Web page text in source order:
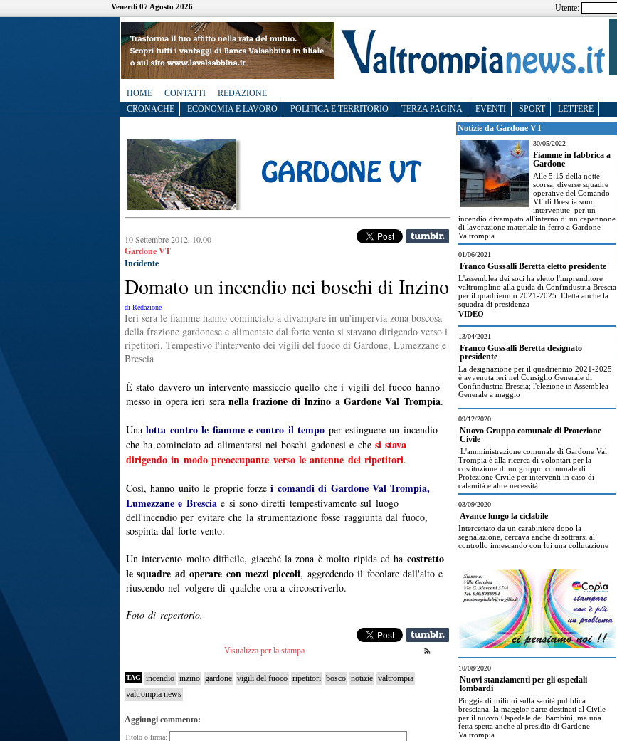
Venerdì 07 Agosto 2026 Utente:
HOME CONTATTI
REDAZIONE
CRONACHE
ECONOMIA E LAVORO POLITICA E TERRITORIO TERZA PAGINA EVENTI SPORT LETTERE
10 Settembre 2012, 10.00
Gardone VT
Incidente
Domato un incendio nei boschi di Inzino
di Redazione
Ieri sera le fiamme hanno cominciato a divampare in un'impervia zona boscosa
della frazione gardonese e alimentate dal forte vento si stavano dirigendo verso i
ripetitori. Tempestivo l'intervento dei vigili del fuoco di Gardone, Lumezzane e
Brescia
È stato davvero un intervento massiccio quello che i vigili del fuoco hanno
messo in opera ieri sera nella frazione di Inzino a Gardone Val Trompia.
Una lotta contro le fiamme e contro il tempo per estinguere un incendio
che ha cominciato ad alimentarsi nei boschi gadonesi e che si stava
dirigendo in modo preoccupante verso le antenne dei ripetitori.
Così, hanno unito le proprie forzei comandi di Gardone Val Trompia,
Lumezzane e Bresciae si sono diretti tempestivamente sul luogo
dell'incendio per evitare che la strumentazione fosse raggiunta dal fuoco,
sospinta dal forte vento.
Un intervento molto difficile, giacché la zona è molto ripida ed ha costretto
le squadre ad operare con mezzi piccoli, aggredendo il focolare dall'alto e
riuscendo nel volgere di qualche ora a circoscriverlo.
Foto di repertorio.
Visualizza per la stampa
TAG incendio inzino gardone vigili del fuoco ripetitori bosco notizie valtrompia
valtrompia news
Aggiungi commento:
Titolo o firma:
Notizie da Gardone VT
30/05/2022
Fiamme in fabbrica a
Gardone
Alle 5:15 della notte
scorsa, diverse squadre
operative del Comando
VF di Brescia sono
intervenute per un
incendio divampato all'interno di un capannone
di lavorazione materiale in ferro a Gardone
Valtrompia
01/06/2021
Franco Gussalli Beretta eletto presidente
L'assemblea dei soci ha eletto l'imprenditore
valtrumplino alla guida di Confindustria Brescia
per il quadriennio 2021-2025. Eletta anche la
squadra di presidenza
VIDEO
13/04/2021
Franco Gussalli Beretta designato
presidente
La designazione per il quadriennio 2021-2025
è avvenuta ieri nel Consiglio Generale di
Confindustria Brescia; l'elezione in Assemblea
Generale a maggio
09/12/2020
Nuovo Gruppo comunale di Protezione
Civile
L'amministrazione comunale di Gardone Val
Trompia è alla ricerca di volontari per la
costituzione di un gruppo comunale di
Protezione Civile per interventi in caso di
calamità e altre necessità
03/09/2020
Avance lungo la ciclabile
Intercettato da un carabiniere dopo la
segnalazione, cercava anche di sottrarsi al
controllo innescando con lui una collutazione
10/08/2020
Nuovi stanziamenti per gli ospedali
lombardi
Pioggia di milioni sulla sanità pubblica
bresciana, la maggior parte destinati al Civile
per il nuovo Ospedale dei Bambini, ma una
fetta spetta anche al presidio di Gardone
Valtrompia